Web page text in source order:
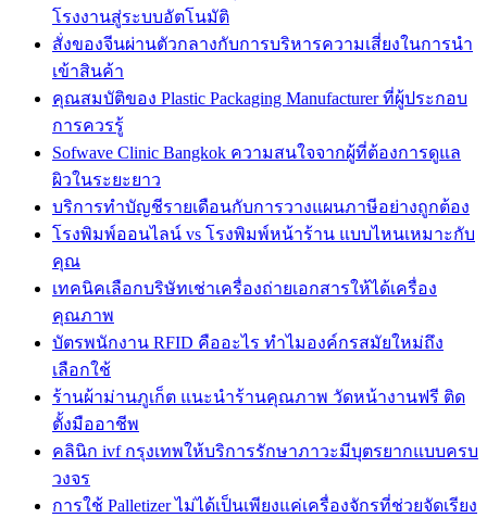
โรงงานสู่ระบบอัตโนมัติ
สั่งของจีนผ่านตัวกลางกับการบริหารความเสี่ยงในการนำ
เข้าสินค้า
คุณสมบัติของ Plastic Packaging Manufacturer ที่ผู้ประกอบ
การควรรู้
Sofwave Clinic Bangkok ความสนใจจากผู้ที่ต้องการดูแล
ผิวในระยะยาว
บริการทำบัญชีรายเดือนกับการวางแผนภาษีอย่างถูกต้อง
โรงพิมพ์ออนไลน์ vs โรงพิมพ์หน้าร้าน แบบไหนเหมาะกับ
คุณ
เทคนิคเลือกบริษัทเช่าเครื่องถ่ายเอกสารให้ได้เครื่อง
คุณภาพ
บัตรพนักงาน RFID คืออะไร ทำไมองค์กรสมัยใหม่ถึง
เลือกใช้
ร้านผ้าม่านภูเก็ต แนะนำร้านคุณภาพ วัดหน้างานฟรี ติด
ตั้งมืออาชีพ
คลินิก ivf กรุงเทพให้บริการรักษาภาวะมีบุตรยากแบบครบ
วงจร
การใช้ Palletizer ไม่ได้เป็นเพียงแค่เครื่องจักรที่ช่วยจัดเรียง